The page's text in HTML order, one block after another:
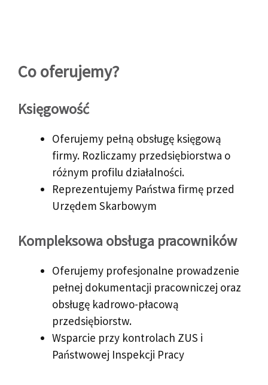
Co oferujemy?
Księgowość
Oferujemy pełną obsługę księgową
firmy. Rozliczamy przedsiębiorstwa o
różnym profilu działalności.
Reprezentujemy Państwa firmę przed
Urzędem Skarbowym
Kompleksowa obsługa pracowników
Oferujemy profesjonalne prowadzenie
pełnej dokumentacji pracowniczej oraz
obsługę kadrowo-płacową
przedsiębiorstw.
Wsparcie przy kontrolach ZUS i
Państwowej Inspekcji Pracy